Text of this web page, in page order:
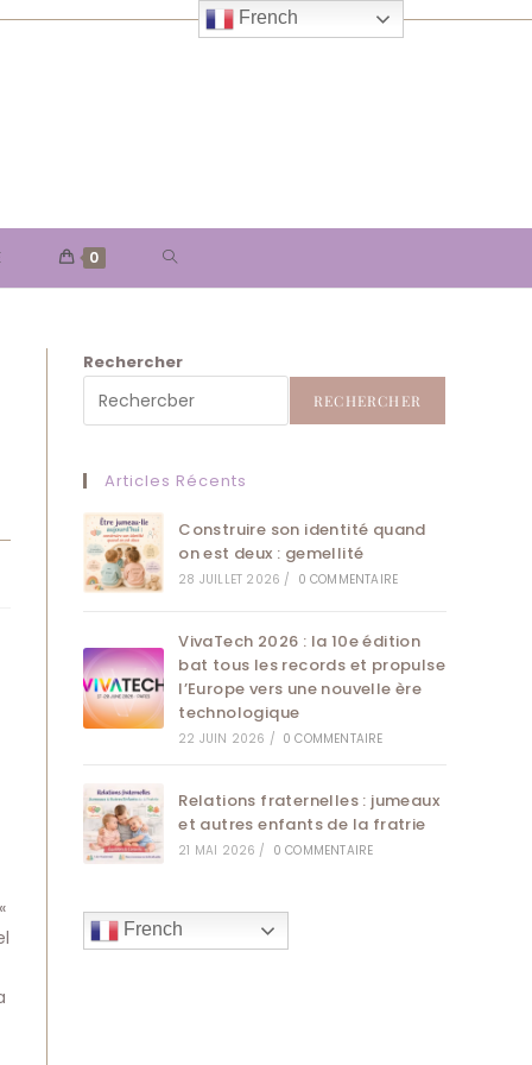
0 TOGGLE
SEARCH
Rechercher
RECHERCHER
Articles Récents
Construire son identité quand
on est deux : gemellité
28 JUILLET 2026 / 0 COMMENTAIRE
VivaTech 2026 : la 10e édition
bat tous les records et propulse
l’Europe vers une nouvelle ère
technologique
22 JUIN 2026 / 0 COMMENTAIRE
Relations fraternelles : jumeaux
et autres enfants de la fratrie
21 MAI 2026 / 0 COMMENTAIRE
French
French